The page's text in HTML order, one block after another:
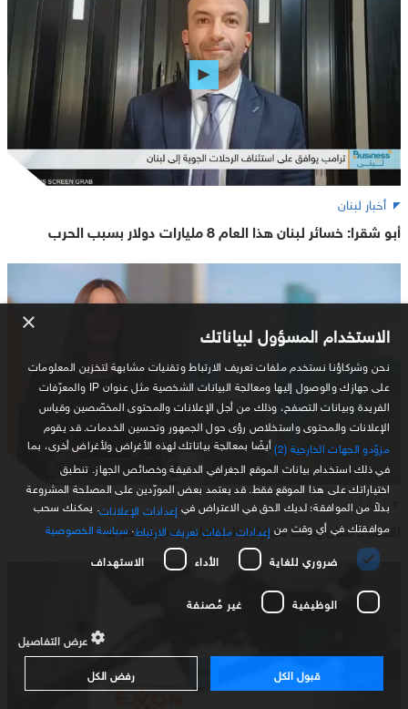
أخبار لبنان
أبو شقرا: خسائر لبنان هذا العام 8 مليارات دولار بسبب الحرب
أخبار لبنان
اقتصاد لبنان ينزف مليارات الدولارات بسبب الحرب
× الاستخدام المسؤول لبياناتك
نحن وشركاؤنا نستخدم ملفات تعريف الارتباط وتقنيات مشابهة لتخزين المعلومات
على جهازك والوصول إليها ومعالجة البيانات الشخصية مثل عنوان IP والمعرّفات
الفريدة وبيانات التصفح، وذلك من أجل الإعلانات والمحتوى المخصّصين وقياس
الإعلانات والمحتوى واستخلاص رؤى حول الجمهور وتحسين الخدمات. قد يقوم
مزوّدو الجهات الخارجية (2)
أيضًا بمعالجة بياناتك لهذه الأغراض ولأغراض أخرى، بما
في ذلك استخدام بيانات الموقع الجغرافي الدقيقة وخصائص الجهاز. تنطبق
اختياراتك على هذا الموقع فقط. قد يعتمد بعض المورّدين على المصلحة المشروعة
بدلاً من الموافقة؛ لديك الحق في الاعتراض في إعدادات الإعلانات . يمكنك سحب
موافقتك في أي وقت من إعدادات ملفات تعريف الارتباط سياسة الخصوصية
ضروري للغاية
الأداء الاستهداف
الوظيفية غير مُصنفة
عرض التفاصيل
قبول الكل
رفض الكل